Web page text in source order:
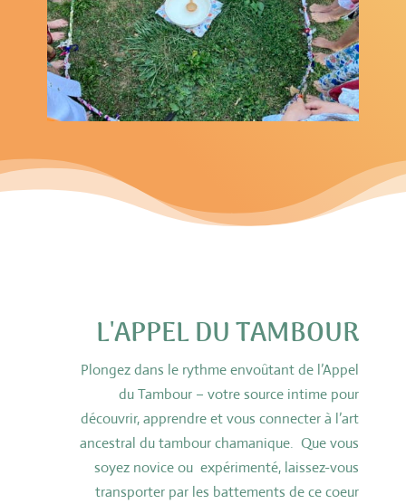
L'APPEL DU TAMBOUR
Plongez dans le rythme envoûtant de l’Appel
du Tambour – votre source intime pour
découvrir, apprendre et vous connecter à l’art
ancestral du tambour chamanique. Que vous
soyez novice ou expérimenté, laissez-vous
transporter par les battements de ce coeur